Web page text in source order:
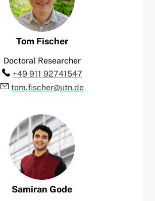
Tom Fischer
Doctoral Researcher
Telefon:
+49 911 92741547
E-Mail:
tom.fischer@utn.de
Samiran Gode